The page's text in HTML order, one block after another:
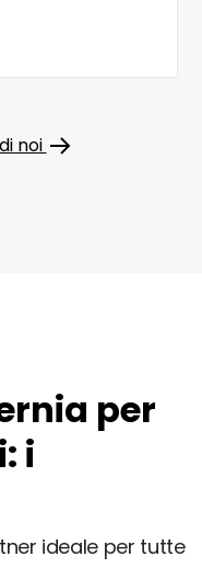
noi
per
i
ideale per tutte